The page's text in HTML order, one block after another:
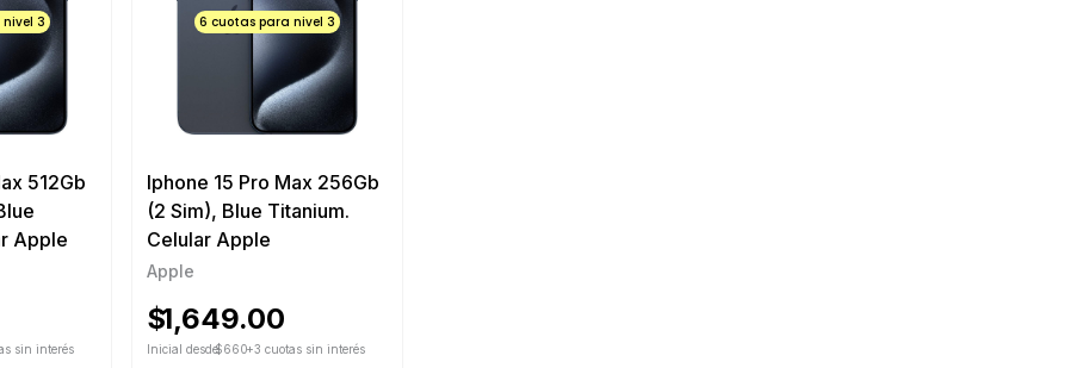
poseen un corto en
para su carga de
está en la obligación de
BOTON, ENCHUFE Y
al momento de la entrega
siempre y cuando cumpla
presente documento.
3
512Gb
Apple
sin interés
6 cuotas para nivel 3
Iphone 15 Pro Max 256Gb
(2 Sim), Blue Titanium.
Celular Apple
Apple
$1,649.00
Inicial desde$660+3 cuotas sin interés